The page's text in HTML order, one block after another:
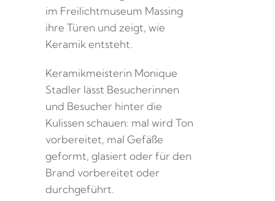
im Freilichtmuseum Massing
ihre Türen und zeigt, wie
Keramik entsteht.
Keramikmeisterin Monique
Stadler lässt Besucherinnen
und Besucher hinter die
Kulissen schauen: mal wird Ton
vorbereitet, mal Gefäße
geformt, glasiert oder für den
Brand vorbereitet oder
durchgeführt.